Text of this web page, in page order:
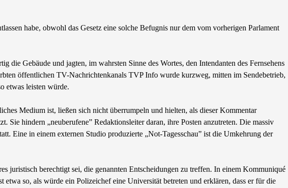
habe, obwohl das Gesetz eine solche Befugnis nur dem vom vorherigen Parlament
die Gebäude und jagten, im wahrsten Sinne des Wortes, den Intendanten des Fernsehens
öffentlichen TV-Nachrichtenkanals TVP Info wurde kurzweg, mitten im Sendebetrieb,
etwas leisten würde.
Medium ist, ließen sich nicht überrumpeln und hielten, als dieser Kommentar
Sie hindern „neuberufene” Redaktionsleiter daran, ihre Posten anzutreten. Die massiv
Eine in einem externen Studio produzierte „Not-Tagesschau” ist die Umkehrung der
juristisch berechtigt sei, die genannten Entscheidungen zu treffen. In einem Kommuniqué
so, als würde ein Polizeichef eine Universität betreten und erklären, dass er für die